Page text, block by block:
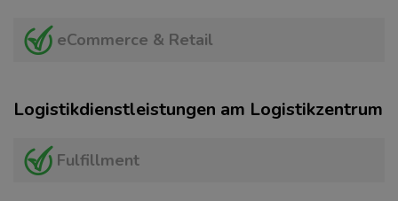
eCommerce & Retail
Logistikdienstleistungen am Logistikzentrum
Fulfillment